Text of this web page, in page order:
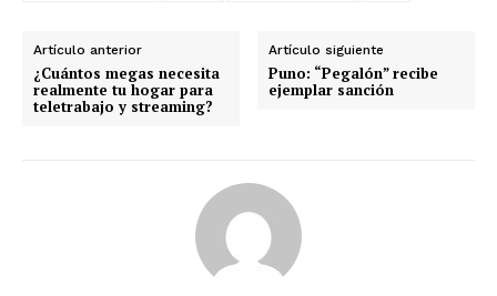
Artículo anterior
¿Cuántos megas necesita
realmente tu hogar para
teletrabajo y streaming?
Artículo siguiente
Puno: “Pegalón” recibe
ejemplar sanción